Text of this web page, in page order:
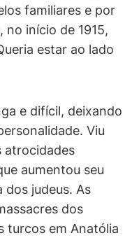
familiares e por
no início de 1915,
estar ao lado
e difícil, deixando
Viu
atrocidades
aumentou seu
dos judeus. As
dos
turcos em Anatólia